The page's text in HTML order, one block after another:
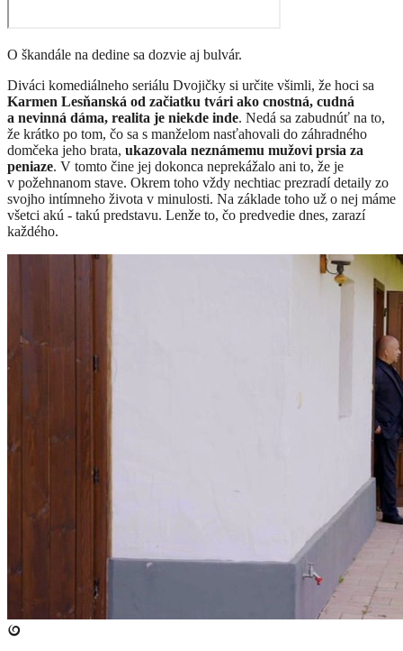
O škandále na dedine sa dozvie aj bulvár.
Diváci komediálneho seriálu Dvojičky si určite všimli, že hoci sa
Karmen Lesňanská od začiatku tvári ako cnostná, cudná
a nevinná dáma, realita je niekde inde. Nedá sa zabudnúť na to,
že krátko po tom, čo sa s manželom nasťahovali do záhradného
domčeka jeho brata, ukazovala neznámemu mužovi prsia za
peniaze. V tomto čine jej dokonca neprekážalo ani to, že je
v požehnanom stave. Okrem toho vždy nechtiac prezradí detaily zo
svojho intímneho života v minulosti. Na základe toho už o nej máme
všetci akú - takú predstavu. Lenže to, čo predvedie dnes, zarazí
každého.